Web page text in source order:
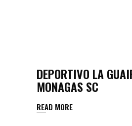
DEPORTIVO LA
MONAGAS SC
READ MORE